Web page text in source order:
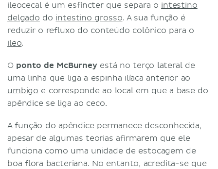
ileocecal é um esfíncter que separa o intestino
delgado do intestino grosso. A sua função é
reduzir o refluxo do conteúdo colônico para o
ileo.
O ponto de McBurneyestá no terço lateral de
uma linha que liga a espinha ilíaca anterior ao
umbigo e corresponde ao local em que a base do
apêndice se liga ao ceco.
A função do apêndice permanece desconhecida,
apesar de algumas teorias afirmarem que ele
funciona como uma unidade de estocagem de
boa flora bacteriana. No entanto, acredita-se que